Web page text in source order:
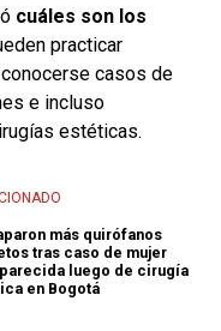
cuáles son los
practicar
casos de
e incluso
estéticas.
más quirófanos
tras caso de mujer
luego de cirugía
en Bogotá